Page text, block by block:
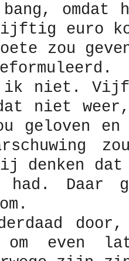
omdat
euro
zou
ik niet.
niet
geloven
denken
had. Daar
door,
even